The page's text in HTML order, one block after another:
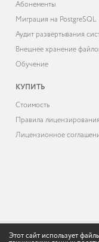
Абонементы
Миграция на PostgreSQL
Аудит развёртывания
Внешнее хранение
Обучение
КУПИТЬ
Cтоимость
Правила лицензирования
Лицензионное
Этот сайт использует